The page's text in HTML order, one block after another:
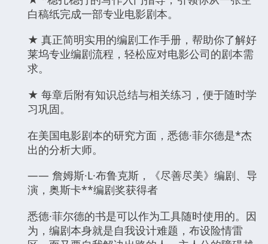
白稿纸完成一部专业电影剧本。
★ 真正简明实用的编剧工作手册，帮助你了解好
莱坞专业编剧流程，轻松应对电影公司的剧本需
求。
★ 每章后附有知识总结与相关练习，便于随时学
习巩固。
在美国电影剧本的研究方面，悉德·菲尔德是*杰
出的分析大师。
—— 詹姆斯·L·布鲁克斯，《尽善尽美》编剧、导
演，奥斯卡**编剧奖获得者
悉德·菲尔德的书是可以作为工具随时使用的。因
为，编剧本身就是自我设计难题，布设险情雷